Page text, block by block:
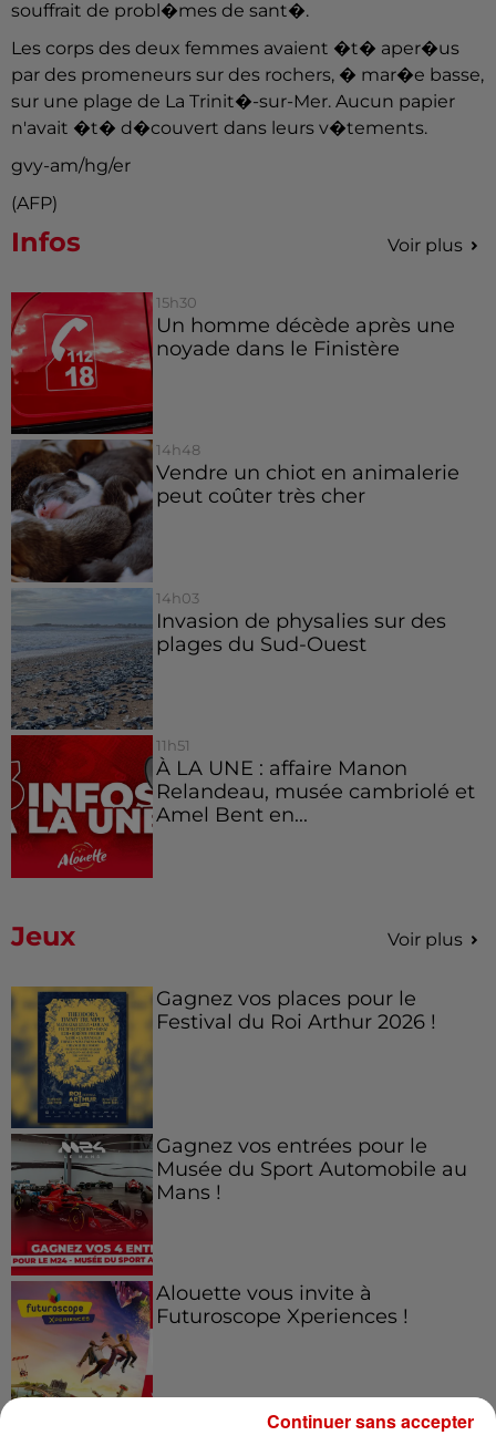
souffrait de probl�mes de sant�.
Les corps des deux femmes avaient �t� aper�us
par des promeneurs sur des rochers, � mar�e basse,
sur une plage de La Trinit�-sur-Mer. Aucun papier
n'avait �t� d�couvert dans leurs v�tements.
gvy-am/hg/er
(AFP)
Infos Voir plus
15h30
Un homme décède après une
noyade dans le Finistère
14h48
Vendre un chiot en animalerie
peut coûter très cher
14h03
Invasion de physalies sur des
plages du Sud-Ouest
11h51
À LA UNE : affaire Manon
Relandeau, musée cambriolé et
Amel Bent en...
Jeux Voir plus
Gagnez vos places pour le
Festival du Roi Arthur 2026 !
Gagnez vos entrées pour le
Musée du Sport Automobile au
Mans !
Alouette vous invite à
Futuroscope Xperiences !
Continuer sans accepter